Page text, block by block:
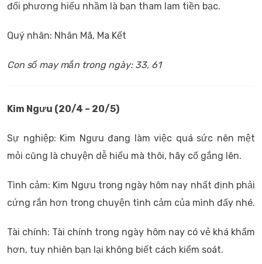
đối phương hiểu nhầm là bạn tham lam tiền bạc.
Quý nhân: Nhân Mã, Ma Kết
Con số may mắn trong ngày: 33, 61
Kim Ngưu (20/4 – 20/5)
Sự nghiệp: Kim Ngưu đang làm việc quá sức nên mệt
mỏi cũng là chuyện dễ hiểu mà thôi, hãy cố gắng lên.
Tình cảm: Kim Ngưu trong ngày hôm nay nhất định phải
cứng rắn hơn trong chuyện tình cảm của mình đấy nhé.
Tài chính: Tài chính trong ngày hôm nay có vẻ khá khẩm
hơn, tuy nhiên bạn lại không biết cách kiểm soát.